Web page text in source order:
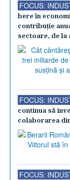
FOCUS:
bere în
contribuţie
sectoare, de
FOCUS:
continua să
colaborarea
FOCUS: